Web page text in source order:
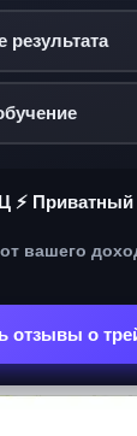
результата
Приватный
вашего
отзывы о